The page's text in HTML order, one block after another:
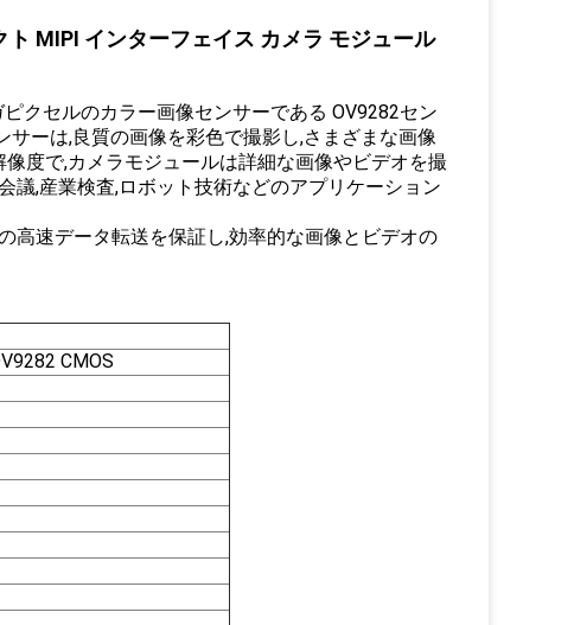
MIPI インターフェイス カメラ モジュール
クセルのカラー画像センサーである OV9282セン
ーは,良質の画像を彩色で撮影し,さまざまな画像
度で,カメラモジュールは詳細な画像やビデオを撮
議,産業検査,ロボット技術などのアプリケーション
高速データ転送を保証し,効率的な画像とビデオの
CMOS